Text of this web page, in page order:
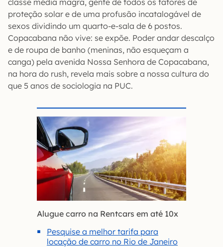
proteção solar e de uma profusão incatalogável de
sexos dividindo um quarto-e-sala de 6 postos.
Copacabana não vive: se expõe. Poder andar descalço
e de roupa de banho (meninas, não esqueçam a
canga) pela avenida Nossa Senhora de Copacabana,
na hora do rush, revela mais sobre a nossa cultura do
que 5 anos de sociologia na PUC.
Alugue carro na Rentcars em até 10x
Pesquise a melhor tarifa para
locação de carro no Rio de Janeiro